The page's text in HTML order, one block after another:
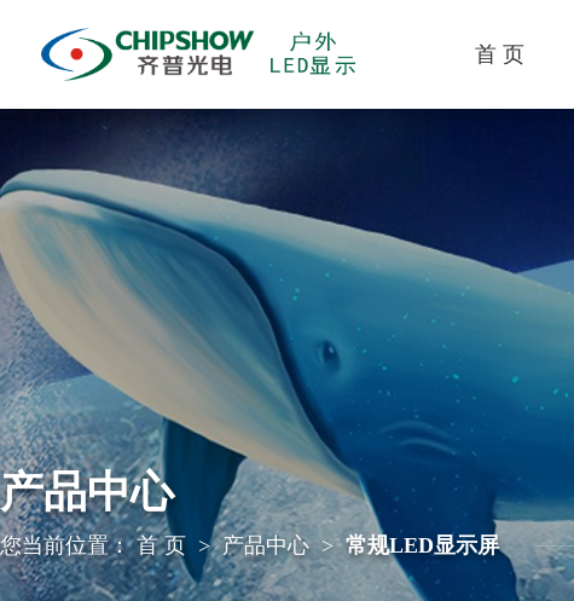
首 页
产品中心
您当前位置： 首 页 > 产品中心 > 常规LED显示屏